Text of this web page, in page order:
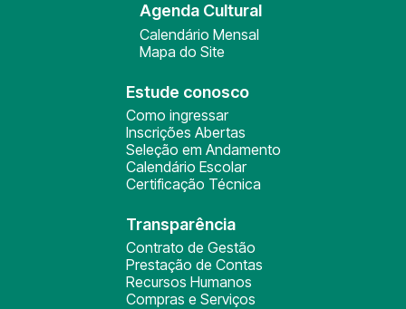
Agenda Cultural
Calendário Mensal
Mapa do Site
Estude conosco
Como ingressar
Inscrições Abertas
Seleção em Andamento
Calendário Escolar
Certificação Técnica
Transparência
Contrato de Gestão
Prestação de Contas
Recursos Humanos
Compras e Serviços